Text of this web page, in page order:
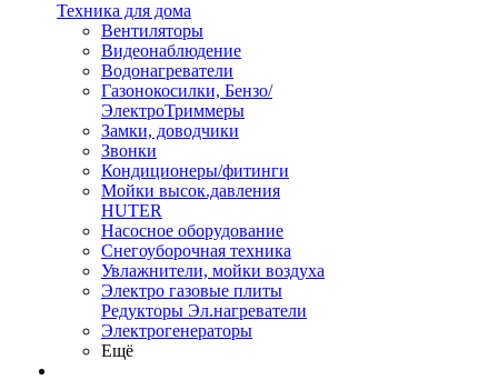
Техника для дома
Вентиляторы
Видеонаблюдение
Водонагреватели
Газонокосилки, Бензо/
ЭлектроТриммеры
Замки, доводчики
Звонки
Кондиционеры/фитинги
Мойки высок.давления
HUTER
Насосное оборудование
Снегоуборочная техника
Увлажнители, мойки воздуха
Электро газовые плиты
Редукторы Эл.нагреватели
Электрогенераторы
Ещё